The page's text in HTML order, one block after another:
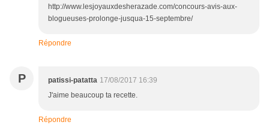
http://www.lesjoyauxdesherazade.com/concours-avis-aux-
blogueuses-prolonge-jusqua-15-septembre/
Répondre
P patissi-patatta 17/08/2017 16:39
J'aime beaucoup ta recette.
Répondre